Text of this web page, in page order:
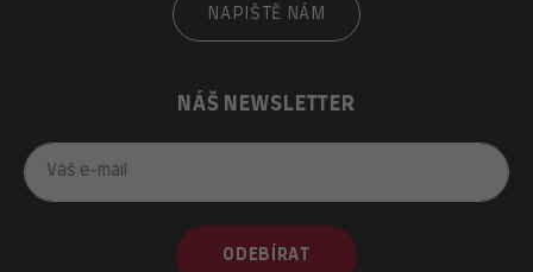
NAPIŠTĚ NÁM
NÁŠ NEWSLETTER
ODEBÍRAT